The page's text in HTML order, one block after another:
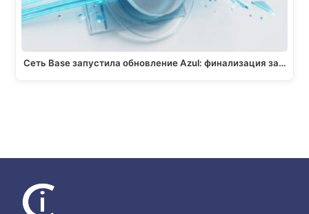
Сеть Base запустила обновление Azul: финализация за…